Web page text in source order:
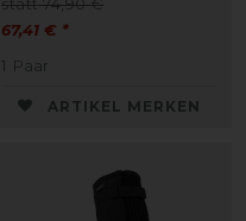
statt 74,90 €
67,41 € *
1 Paar
ARTIKEL MERKEN